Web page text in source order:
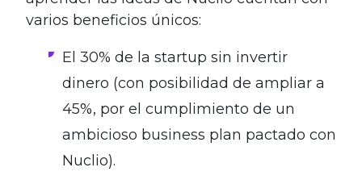
varios beneficios únicos:
El 30% de la startup sin invertir
dinero (con posibilidad de ampliar a
45%, por el cumplimiento de un
ambicioso business plan pactado con
Nuclio).